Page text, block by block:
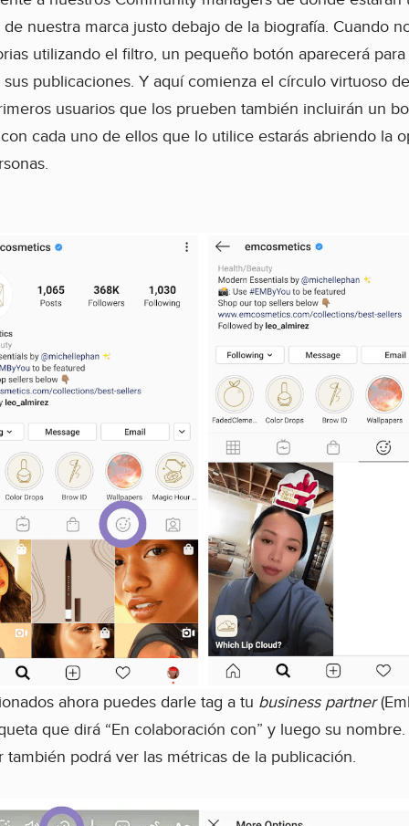
nuestra marca justo debajo de la biografía. Cuando
utilizando el filtro, un pequeño botón aparecerá
publicaciones. Y aquí comienza el círculo virtuoso
usuarios que los prueben también incluirán un
cada uno de ellos que lo utilice estarás abriendo la
ahora puedes darle tag a tu business partner
que dirá “En colaboración con” y luego su
podrá ver las métricas de la publicación.